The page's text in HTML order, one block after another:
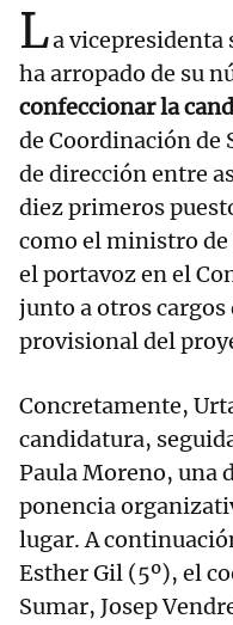
La vicepresidenta
ha arropado de su
confeccionar la
de Coordinación de
de dirección entre
diez primeros
como el ministro de
el portavoz en el
junto a otros cargos
provisional del
Concretamente,
candidatura,
Paula Moreno, una
ponencia
lugar. A
Esther Gil (5º), el
Sumar, Josep